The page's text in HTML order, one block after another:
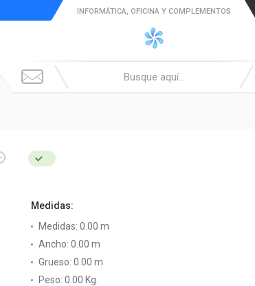
INFORMÁTICA, OFICINA Y COMPLEMENTOS
Medidas:
Medidas: 0.00 m
Ancho: 0.00 m
Grueso: 0.00 m
Peso: 0.00 Kg.